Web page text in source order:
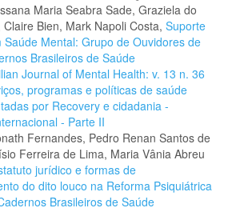
Maria Seabra Sade, Graziela do
Bien, Mark Napoli Costa, Suporte
Saúde Mental: Grupo de Ouvidores de
Brasileiros de Saúde
Journal of Mental Health: v. 13 n. 36
programas e políticas de saúde
por Recovery e cidadania -
- Parte II
Fernandes, Pedro Renan Santos de
Ferreira de Lima, Maria Vânia Abreu
jurídico e formas de
do dito louco na Reforma Psiquiátrica
Brasileiros de Saúde